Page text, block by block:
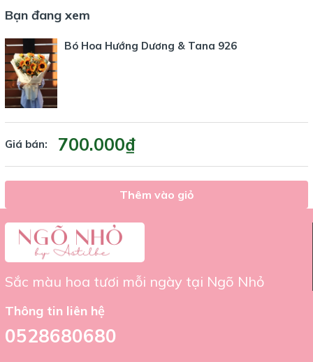
cho họ trên con đường tương lai. Hãy gửi gắm lời chúc tốt
đẹp nhất qua bó hoa tuyệt vời này
Tiệm hoa Ngõ Nhỏ
24 đường số 30B, An Khánh, Thủ Đức, HCMC
Bạn đang xem
Bó Hoa Hướng Dương & Tana 926
Giá bán: 700.000₫
Thêm vào giỏ
Sắc màu hoa tươi mỗi ngày tại Ngõ Nhỏ
Thông tin liên hệ
0528680680